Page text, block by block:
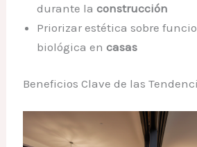
durante laconstrucción
Priorizar estética sobre
biológica encasas
Beneficios Clave de las